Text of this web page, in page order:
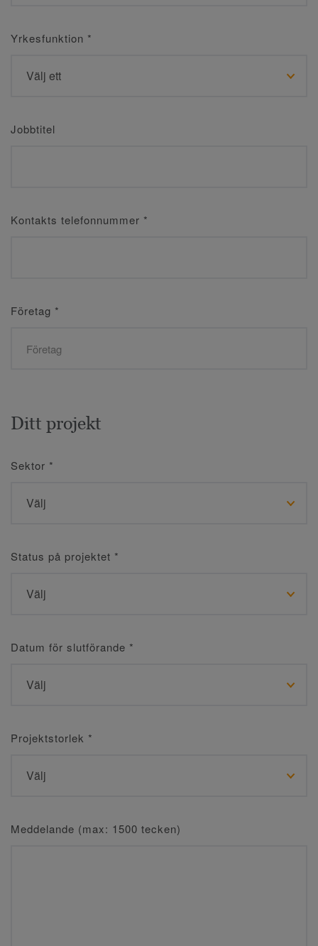
Yrkesfunktion *
Jobbtitel
Kontakts telefonnummer *
Företag *
Ditt projekt
Sektor *
Status på projektet *
Datum för slutförande *
Projektstorlek *
Meddelande (max: 1500 tecken)